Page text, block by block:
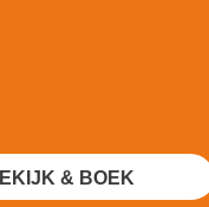
& BOEK